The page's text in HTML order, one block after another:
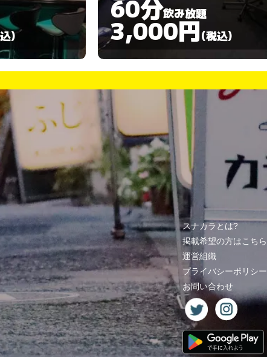
)
90分飲み放題
3,000円(税込)
スナカラとは?
掲載希望の方はこちら
運営組織
プライバシーポリシー
お問い合わせ